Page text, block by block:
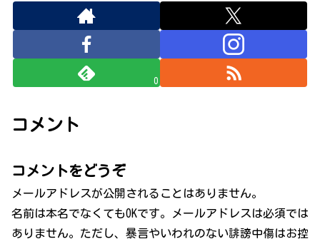
0
コメント
コメントをどうぞ
メールアドレスが公開されることはありません。
名前は本名でなくてもOKです。メールアドレスは必須では
ありません。ただし、暴言やいわれのない誹謗中傷はお控